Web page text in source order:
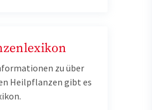
zu über
Heilpflanzen gibt es